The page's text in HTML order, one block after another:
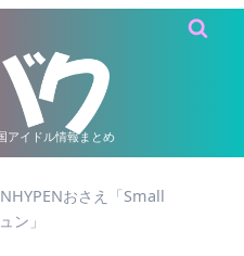
アイドル情報まとめ
おさえ「Small
ン」